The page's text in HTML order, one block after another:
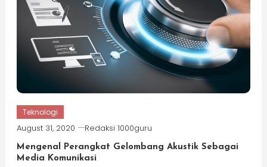
Teknologi
August 31, 2020 Redaksi 1000guru
Mengenal Perangkat Gelombang Akustik Sebagai
Media Komunikasi